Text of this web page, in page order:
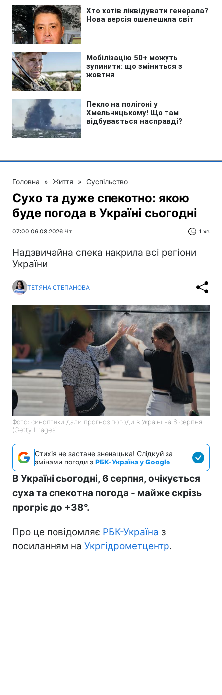
Головна » Життя » Суспільство
Сухо та дуже спекотно: якою
буде погода в Україні сьогодні
07:00 06.08.2026 Чт 1 хв
Надзвичайна спека накрила всі регіони
України
ТЕТЯНА СТЕПАНОВА
Фото: синоптики дали прогноз погоди в Україні на 6 серпня
(Getty Images)
Стихія не застане зненацька! Слідкуй за
змінами погоди з РБК-Україна у Google
В Україні сьогодні, 6 серпня, очікується
суха та спекотна погода - майже скрізь
прогріє до +38°.
Про це повідомляє РБК-Україна з
посиланням на Укргідрометцентр.